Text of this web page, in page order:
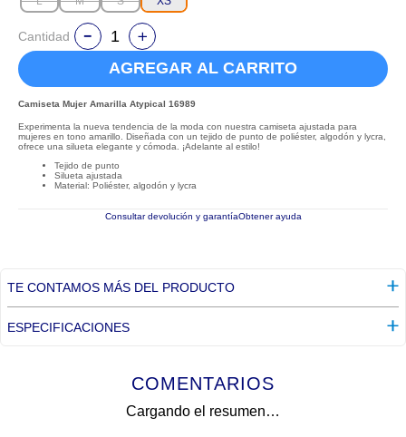
Cantidad
AGREGAR AL CARRITO
Camiseta Mujer Amarilla Atypical 16989
Experimenta la nueva tendencia de la moda con nuestra camiseta ajustada para
mujeres en tono amarillo. Diseñada con un tejido de punto de poliéster, algodón y lycra,
ofrece una silueta elegante y cómoda. ¡Adelante al estilo!
Tejido de punto
Silueta ajustada
Material: Poliéster, algodón y lycra
Consultar devolución y garantíaObtener ayuda
TE CONTAMOS MÁS DEL PRODUCTO
ESPECIFICACIONES
COMENTARIOS
Cargando el resumen…